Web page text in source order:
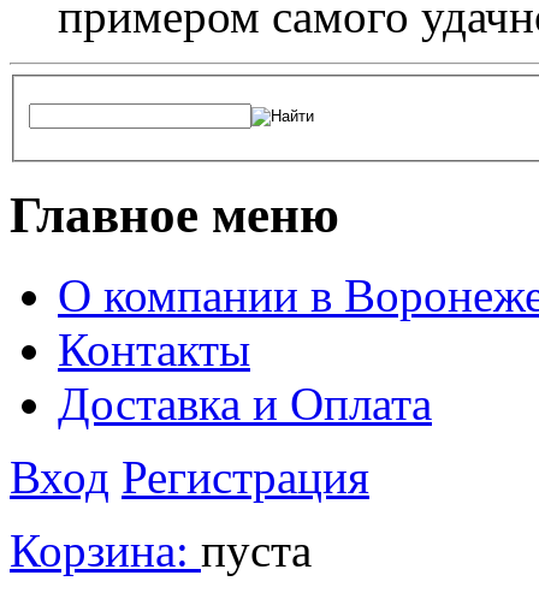
примером самого
Главное меню
О компании в
Контакты
Доставка и Оплата
Вход Регистрация
Корзина: пуста